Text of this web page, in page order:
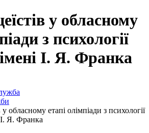
у обласному
з психології
І. Я. Франка
у обласному етапі олімпіади з психології
Я. Франка